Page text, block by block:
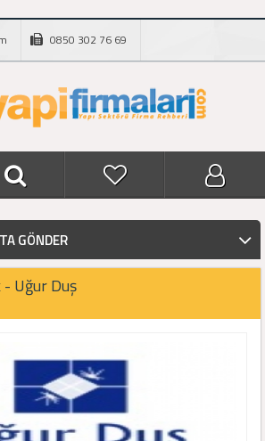
0850 302 76 69
GÖNDER
Uğur Duş